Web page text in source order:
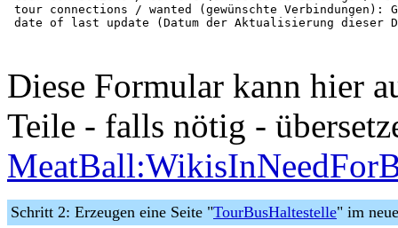
tour connections / wanted (gewünschte Verbindungen):
Diese Formular kann hier
Teile - falls nötig -
Schritt 2: Erzeugen eine Seite "TourBusHaltestelle" im